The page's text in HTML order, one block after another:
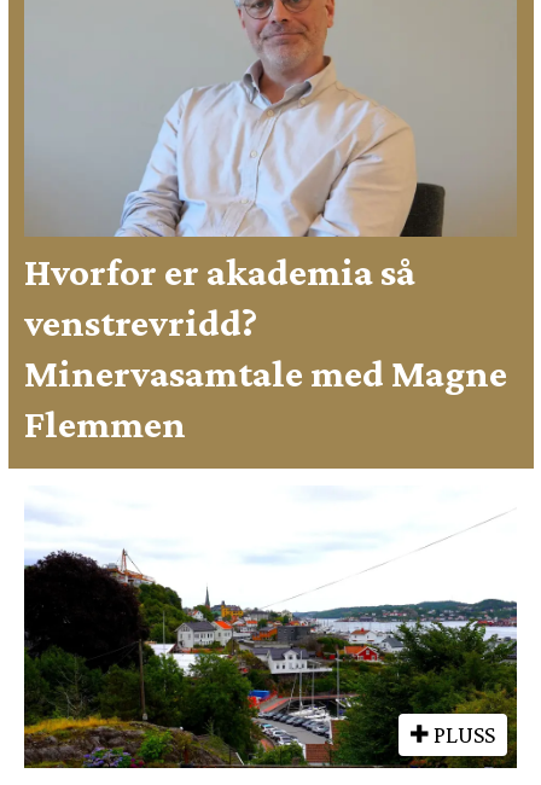
Hvorfor er akademia så
venstrevridd?
Minervasamtale med Magne
Flemmen
PLUSS